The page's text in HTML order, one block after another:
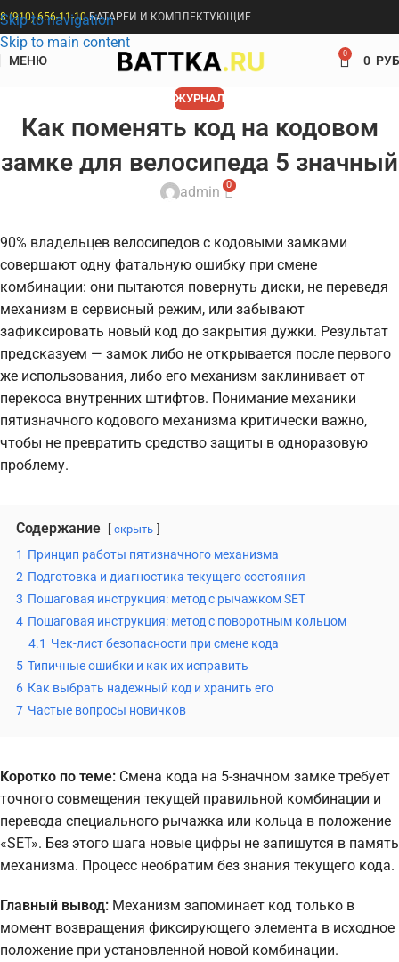
Skip to navigation
Skip to main content
8 (910) 656-11-10БАТАРЕИ И КОМПЛЕКТУЮЩИЕ
МЕНЮ 0 0
ЖУРНАЛ
Как поменять код на кодовом
замке для велосипеда 5 значный
admin 0
90% владельцев велосипедов с кодовыми замками
совершают одну фатальную ошибку при смене
комбинации: они пытаются повернуть диски, не переведя
механизм в сервисный режим, или забывают
зафиксировать новый код до закрытия дужки. Результат
предсказуем — замок либо не открывается после первого
же использования, либо его механизм заклинивает от
перекоса внутренних штифтов. Понимание механики
пятизначного кодового механизма критически важно,
чтобы не превратить средство защиты в одноразовую
проблему.
Содержание скрыть
1 Принцип работы пятизначного механизма
2 Подготовка и диагностика текущего состояния
3 Пошаговая инструкция: метод с рычажком SET
4 Пошаговая инструкция: метод с поворотным кольцом
4.1 Чек-лист безопасности при смене кода
5 Типичные ошибки и как их исправить
6 Как выбрать надежный код и хранить его
7 Частые вопросы новичков
Коротко по теме: Смена кода на 5-значном замке требует
точного совмещения текущей правильной комбинации и
перевода специального рычажка или кольца в положение
«SET». Без этого шага новые цифры не запишутся в память
механизма. Процесс необратим без знания текущего кода.
Главный вывод: Механизм запоминает код только в
момент возвращения фиксирующего элемента в исходное
положение при установленной новой комбинации.